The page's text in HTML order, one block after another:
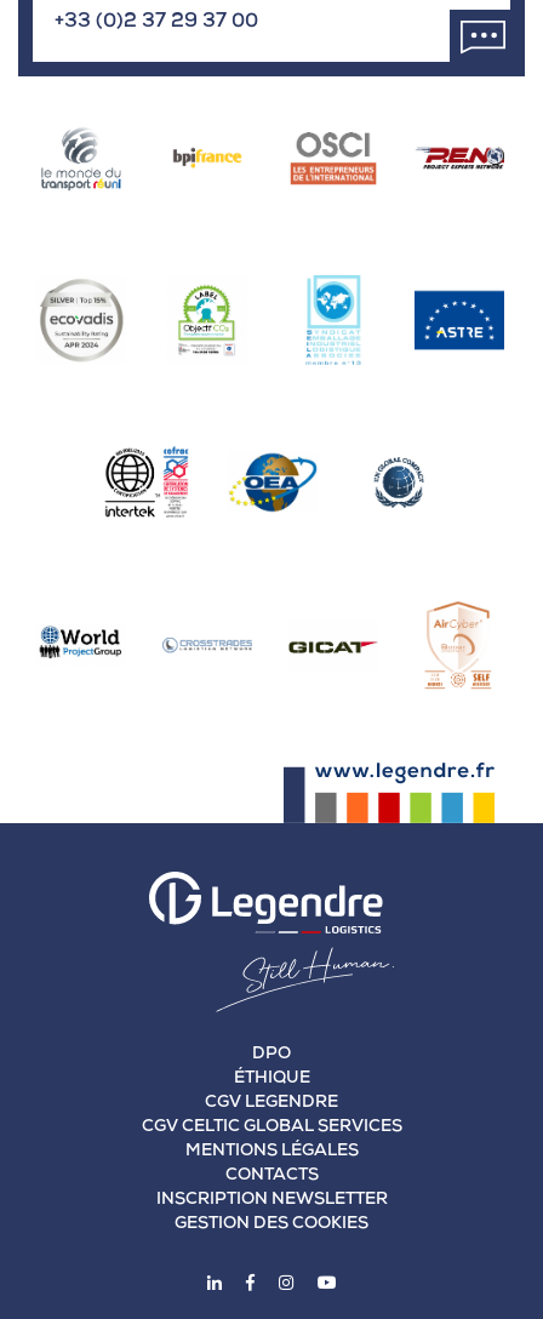
+33 (0)2 37 29 37 00
DPO
ÉTHIQUE
CGV LEGENDRE
CGV CELTIC GLOBAL SERVICES
MENTIONS LÉGALES
CONTACTS
INSCRIPTION NEWSLETTER
GESTION DES COOKIES